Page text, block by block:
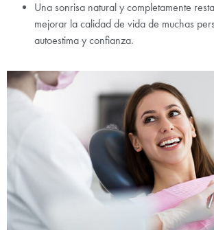
Una sonrisa natural y completamente
mejorar la calidad de vida de muchas
autoestima y confianza.